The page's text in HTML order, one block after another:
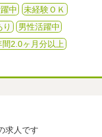
中
未経験ＯＫ
男性活躍中
間2.0ヶ月分以上
求人です